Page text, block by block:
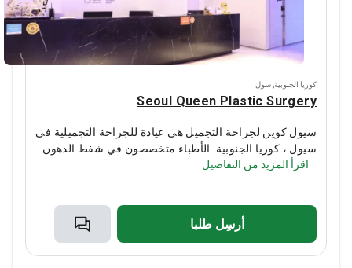
كوريا الجنوبية, سول
Seoul Queen Plastic Surgery
سيول كوين لجراحة التجميل هي عيادة للجراحة التجميلية في
سيول ، كوريا الجنوبية. الأطباء متخصصون في شفط الدهون
وجراحة الوجه وتجميل الأنف وجراحة تجميل الجفن.
للمريض.
اقرأ المزيد من التفاصيل
أرسِل طلبا